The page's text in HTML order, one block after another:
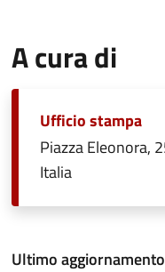
A cura di
Ufficio stampa
Piazza Eleonora,
Italia
Ultimo